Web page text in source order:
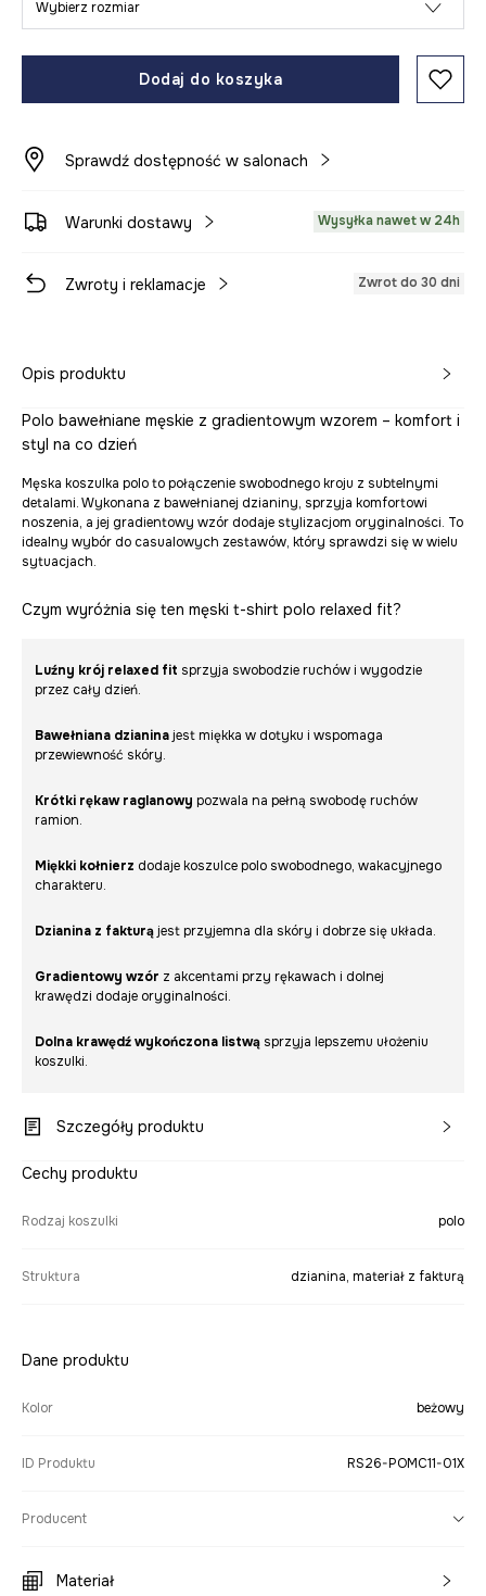
Wybierz rozmiar
Dodaj do koszyka
Sprawdź dostępność w salonach
Warunki dostawy Wysyłka nawet w 24h
Zwroty i reklamacje Zwrot do 30 dni
Opis produktu
Polo bawełniane męskie z gradientowym wzorem – komfort i
styl na co dzień
Męska koszulka polo to połączenie swobodnego kroju z subtelnymi
detalami. Wykonana z bawełnianej dzianiny, sprzyja komfortowi
noszenia, a jej gradientowy wzór dodaje stylizacjom oryginalności. To
idealny wybór do casualowych zestawów, który sprawdzi się w wielu
sytuacjach.
Czym wyróżnia się ten męski t-shirt polo relaxed fit?
Luźny krój relaxed fit sprzyja swobodzie ruchów i wygodzie
przez cały dzień.
Bawełniana dzianinajest miękka w dotyku i wspomaga
przewiewność skóry.
Krótki rękaw raglanowy pozwala na pełną swobodę ruchów
ramion.
Miękki kołnierz dodaje koszulce polo swobodnego, wakacyjnego
charakteru.
Dzianina z fakturąjest przyjemna dla skóry i dobrze się układa.
Gradientowy wzór z akcentami przy rękawach i dolnej
krawędzi dodaje oryginalności.
Dolna krawędź wykończona listwą sprzyja lepszemu ułożeniu
koszulki.
Szczegóły produktu
Cechy produktu
Rodzaj koszulki polo
Struktura dzianina, materiał z fakturą
Dane produktu
Kolor beżowy
ID Produktu RS26-POMC11-01X
Producent
Materiał